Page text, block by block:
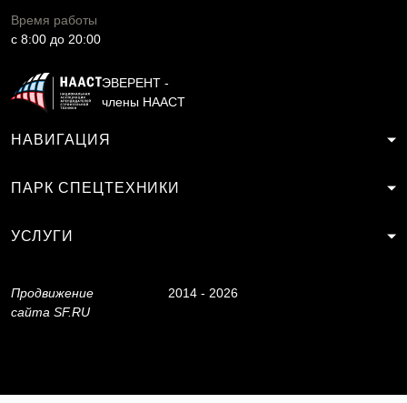
Время работы
c 8:00 до 20:00
ЭВЕРЕНТ -
члены НААСТ
НАВИГАЦИЯ
ПАРК СПЕЦТЕХНИКИ
УСЛУГИ
Продвижение
сайта SF.RU
2014 - 2026